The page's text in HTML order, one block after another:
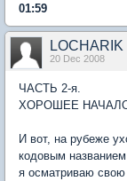
01:59
LOCHARIK
20 Dec 2008
ЧАСТЬ 2-я.
ХОРОШЕЕ НАЧАЛО
И вот, на рубеже
кодовым
я осматриваю